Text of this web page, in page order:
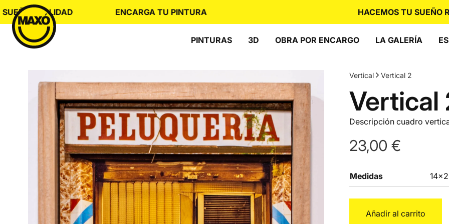
to
content
REALIDAD ENCARGA TU PINTURA HACEMOS TU SUEÑO
PINTURAS 3D OBRA POR ENCARGO LA GALERÍA ES
Vertical Vertical 2
Vertical
Descripción cuadro
23,00 €
Medidas
Añadir al carrito